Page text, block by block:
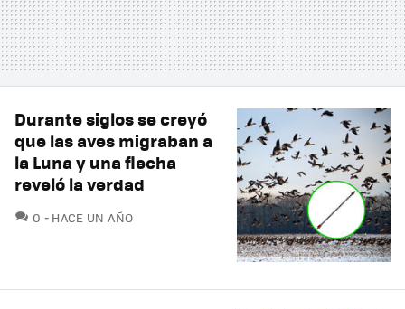
Durante siglos se creyó
que las aves migraban a
la Luna y una flecha
reveló la verdad
0 COMENTARIOS
HACE UN AÑO